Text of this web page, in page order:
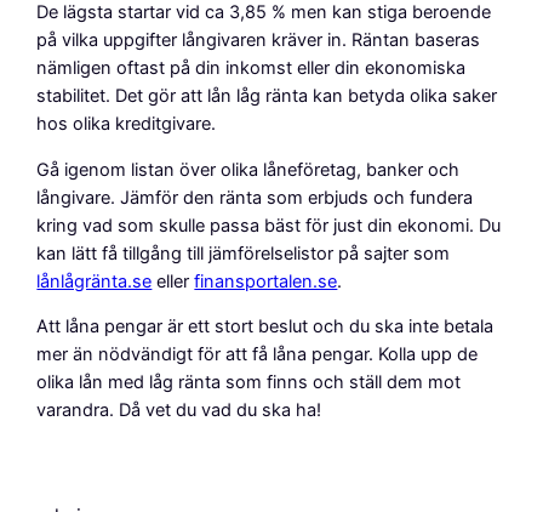
De lägsta startar vid ca 3,85 % men kan stiga beroende
på vilka uppgifter långivaren kräver in. Räntan baseras
nämligen oftast på din inkomst eller din ekonomiska
stabilitet. Det gör att lån låg ränta kan betyda olika saker
hos olika kreditgivare.
Gå igenom listan över olika låneföretag, banker och
långivare. Jämför den ränta som erbjuds och fundera
kring vad som skulle passa bäst för just din ekonomi. Du
kan lätt få tillgång till jämförelselistor på sajter som
lånlågränta.se ellerfinansportalen.se.
Att låna pengar är ett stort beslut och du ska inte betala
mer än nödvändigt för att få låna pengar. Kolla upp de
olika lån med låg ränta som finns och ställ dem mot
varandra. Då vet du vad du ska ha!